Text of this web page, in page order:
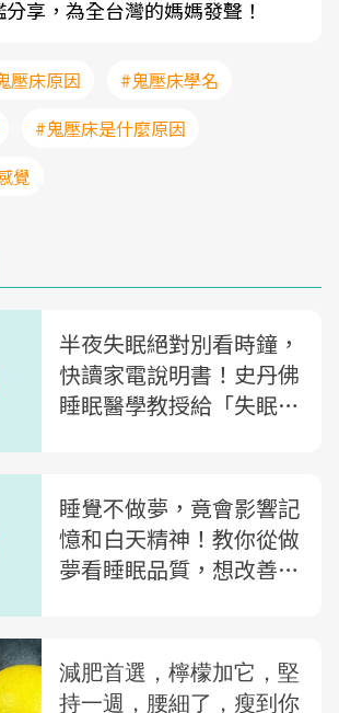
分享，為全台灣的媽媽發聲！
壓床原因
#鬼壓床學名
#鬼壓床是什麼原因
覺
半夜失眠絕對別看時鐘，
快讀家電說明書！史丹佛
睡眠醫學教授給「失眠
睡覺不做夢，竟會影響記
憶和白天精神！教你從做
夢看睡眠品質，想改善睡